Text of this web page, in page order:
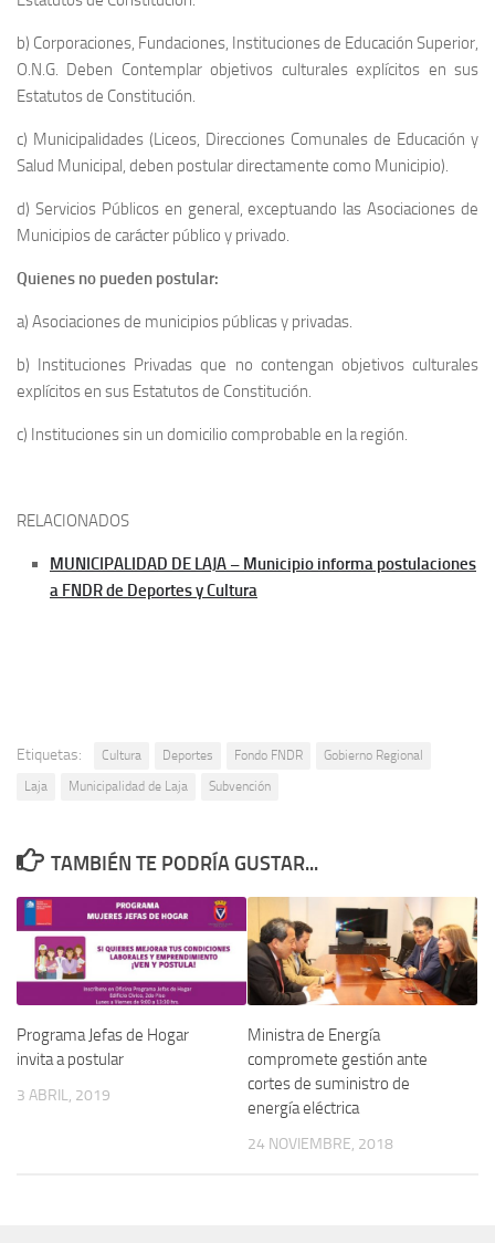
b) Corporaciones, Fundaciones, Instituciones de Educación Superior,
O.N.G. Deben Contemplar objetivos culturales explícitos en sus
Estatutos de Constitución.
c) Municipalidades (Liceos, Direcciones Comunales de Educación y
Salud Municipal, deben postular directamente como Municipio).
d) Servicios Públicos en general, exceptuando las Asociaciones de
Municipios de carácter público y privado.
Quienes no pueden postular:
a) Asociaciones de municipios públicas y privadas.
b) Instituciones Privadas que no contengan objetivos culturales
explícitos en sus Estatutos de Constitución.
c) Instituciones sin un domicilio comprobable en la región.
RELACIONADOS
MUNICIPALIDAD DE LAJA – Municipio informa postulaciones
a FNDR de Deportes y Cultura
Etiquetas: Cultura Deportes Fondo FNDR
Gobierno Regional
Laja
Municipalidad de Laja Subvención
TAMBIÉN TE PODRÍA GUSTAR...
Programa Jefas de Hogar
invita a postular
3 ABRIL, 2019
Ministra de Energía
compromete gestión ante
cortes de suministro de
energía eléctrica
24 NOVIEMBRE, 2018